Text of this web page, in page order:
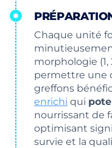
Chaque unité
morphologie
permettre une
greffons
enrichi qui
nourrissant de
optimisant
survie et la